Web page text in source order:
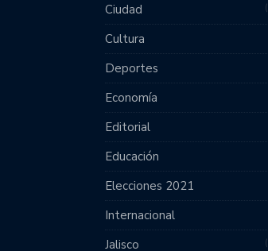
Ciudad
Cultura
Deportes
Economía
Editorial
Educación
Elecciones 2021
Internacional
Jalisco